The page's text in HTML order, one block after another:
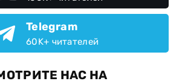
Telegram
60K+ читателей
НАС НА